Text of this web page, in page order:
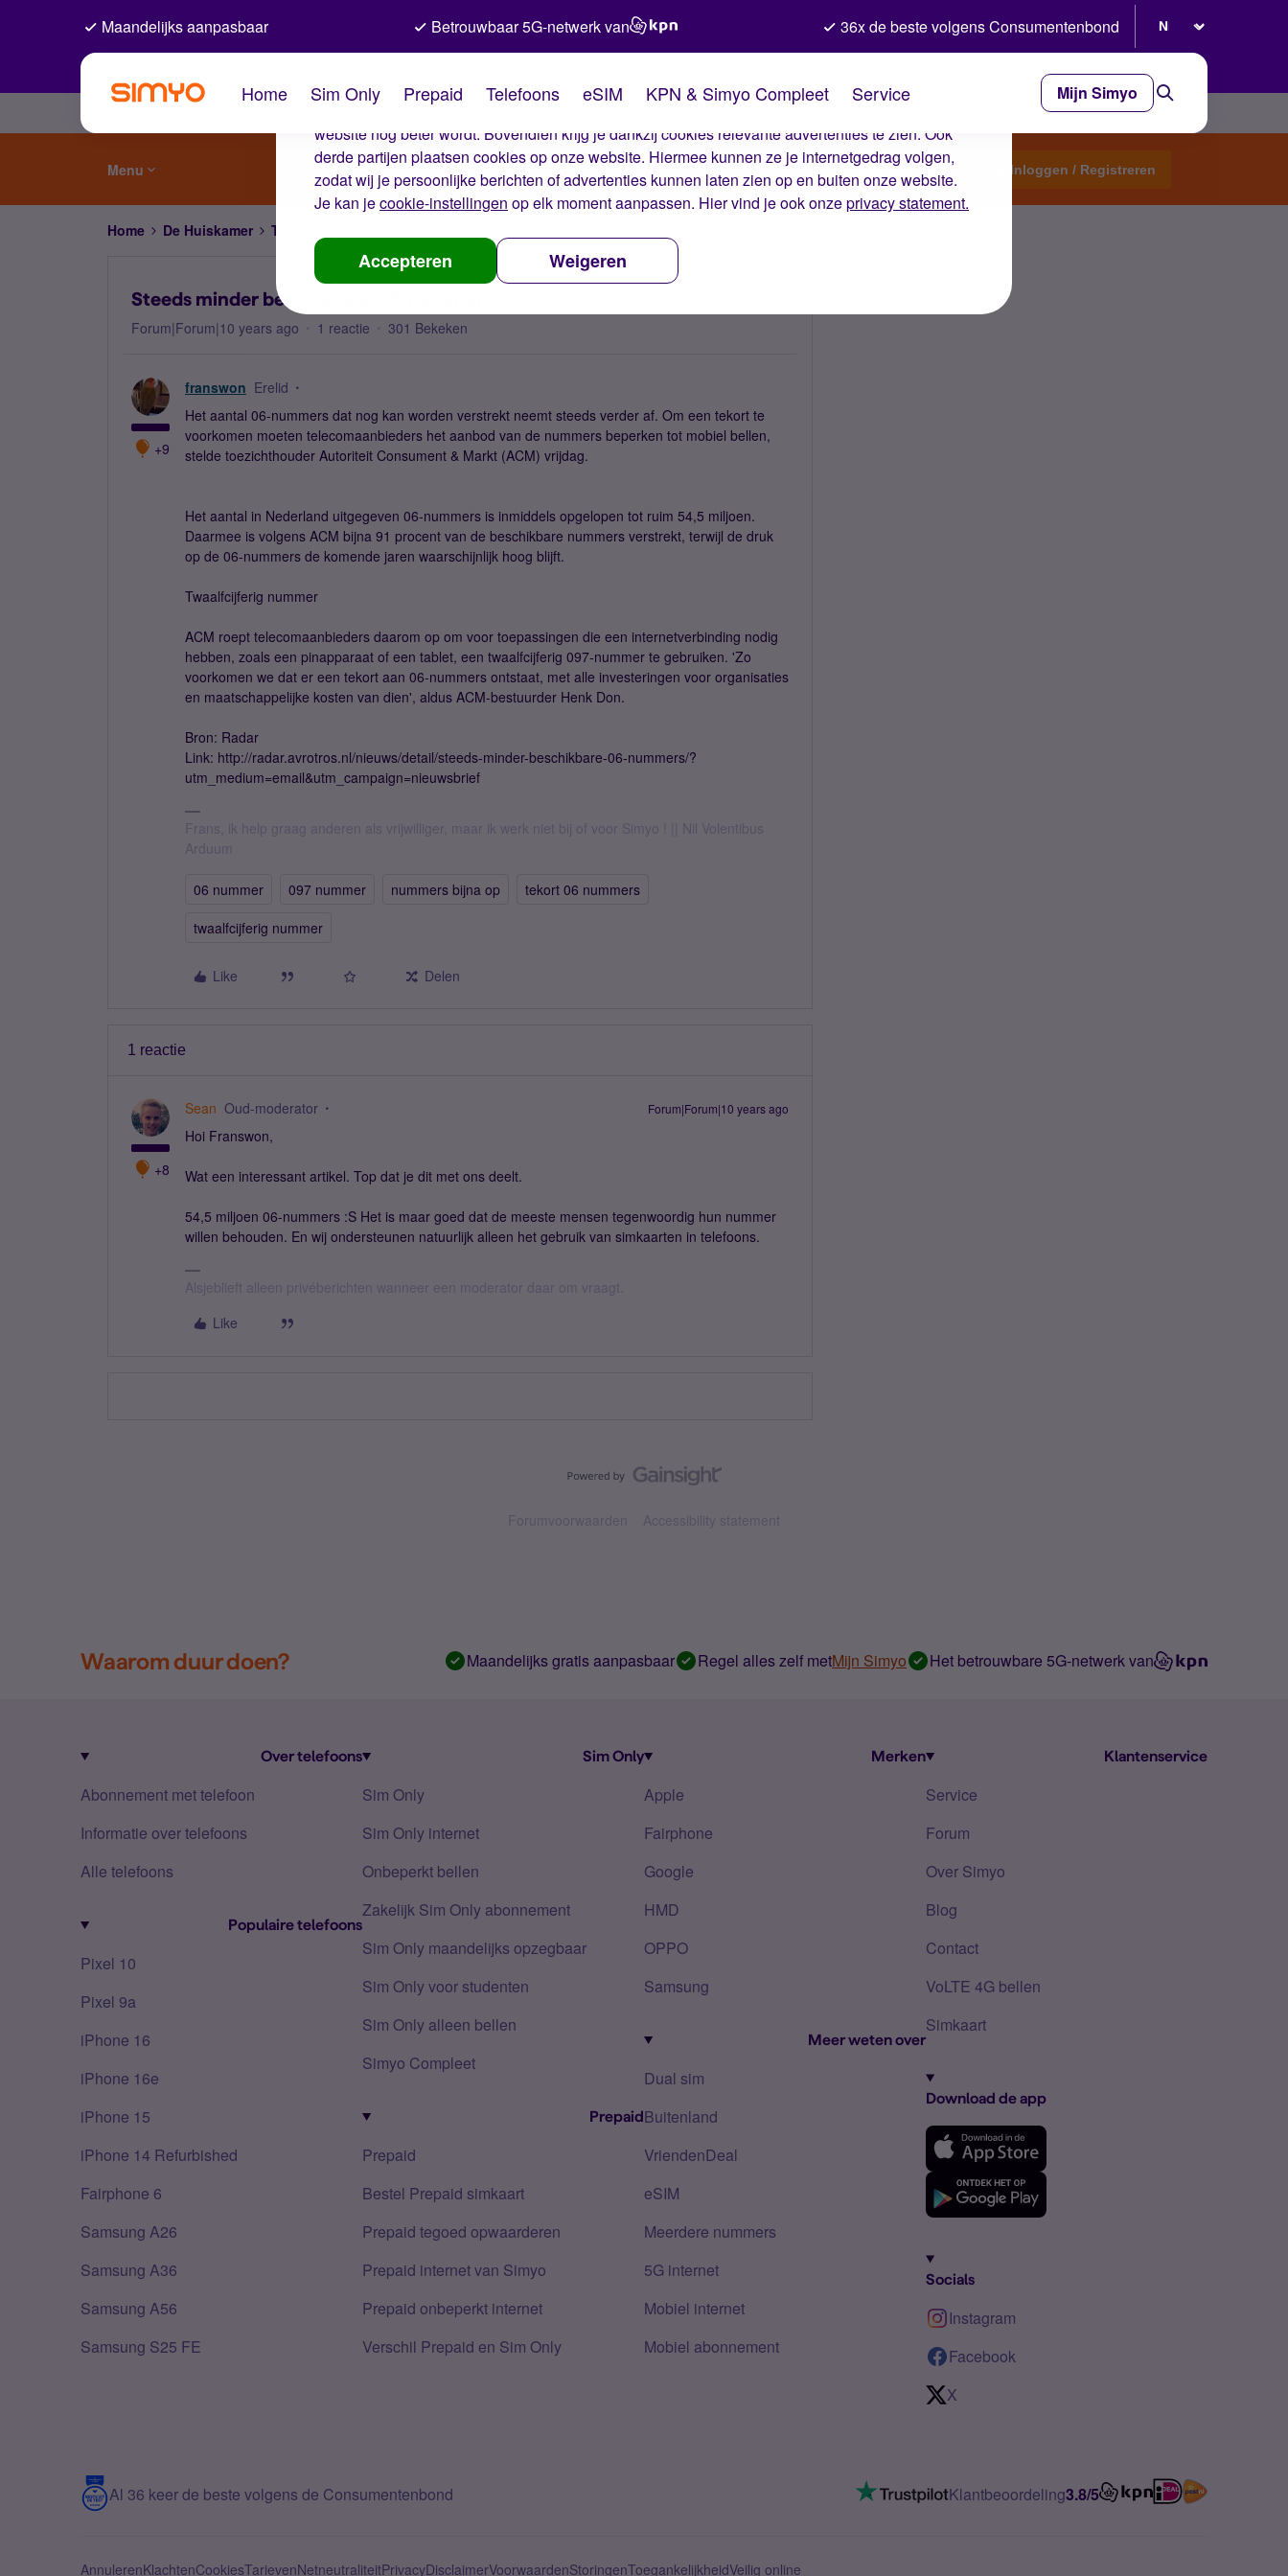
De cookies van Simyo
Wij gebruiken cookies op onze website. Met deze cookies zorgen wij ervoor dat je ervaring op de
website nog beter wordt. Bovendien krijg je dankzij cookies relevante advertenties te zien. Ook
derde partijen plaatsen cookies op onze website. Hiermee kunnen ze je internetgedrag volgen,
zodat wij je persoonlijke berichten of advertenties kunnen laten zien op en buiten onze website.
Je kan jecookie-instellingen op elk moment aanpassen. Hier vind je ook onzeprivacy statement.
Accepteren Weigeren
Maandelijks aanpasbaar Betrouwbaar 5G-netwerk van 36x de beste volgens Consumentenbond
Home Sim Only Prepaid Telefoons eSIM KPN & Simyo Compleet Service Mijn Simyo
Menu Start een topic Inloggen / Registreren
Home De Huiskamer Telecom weetjes en nieuwtjes
Steeds minder beschikbare 06-nummers
Forum|Forum|10 years ago 1 reactie 301 Bekeken
+9
franswon Erelid
Het aantal 06-nummers dat nog kan worden verstrekt neemt steeds verder af. Om een tekort te
voorkomen moeten telecomaanbieders het aanbod van de nummers beperken tot mobiel bellen,
stelde toezichthouder Autoriteit Consument & Markt (ACM) vrijdag.
Het aantal in Nederland uitgegeven 06-nummers is inmiddels opgelopen tot ruim 54,5 miljoen.
Daarmee is volgens ACM bijna 91 procent van de beschikbare nummers verstrekt, terwijl de druk
op de 06-nummers de komende jaren waarschijnlijk hoog blijft.
Twaalfcijferig nummer
ACM roept telecomaanbieders daarom op om voor toepassingen die een internetverbinding nodig
hebben, zoals een pinapparaat of een tablet, een twaalfcijferig 097-nummer te gebruiken. 'Zo
voorkomen we dat er een tekort aan 06-nummers ontstaat, met alle investeringen voor organisaties
en maatschappelijke kosten van dien', aldus ACM-bestuurder Henk Don.
Bron: Radar
Link: http://radar.avrotros.nl/nieuws/detail/steeds-minder-beschikbare-06-nummers/?
utm_medium=email&utm_campaign=nieuwsbrief
Frans, ik help graag anderen als vrijwilliger, maar ik werk niet bij of voor Simyo ! || Nil Volentibus
Arduum
06 nummer 097 nummer nummers bijna op
tekort 06 nummers
twaalfcijferig nummer
Like Delen
1 reactie
+8
Sean Oud-moderator Forum|Forum|10 years ago
Hoi Franswon,
Wat een interessant artikel. Top dat je dit met ons deelt.
54,5 miljoen 06-nummers :S Het is maar goed dat de meeste mensen tegenwoordig hun nummer
willen behouden. En wij ondersteunen natuurlijk alleen het gebruik van simkaarten in telefoons.
Alsjeblieft alleen privéberichten wanneer een moderator daar om vraagt.
Like
Forumvoorwaarden Accessibility statement
Waarom duur doen? Maandelijks gratis aanpasbaar Regel alles zelf metMijn Simyo Het betrouwbare 5G-netwerk van
Over telefoons
Abonnement met telefoon
Informatie over telefoons
Alle telefoons
Populaire telefoons
Pixel 10
Pixel 9a
iPhone 16
iPhone 16e
iPhone 15
iPhone 14 Refurbished
Fairphone 6
Samsung A26
Samsung A36
Samsung A56
Samsung S25 FE
Sim Only
Sim Only
Sim Only internet
Onbeperkt bellen
Zakelijk Sim Only abonnement
Sim Only maandelijks opzegbaar
Sim Only voor studenten
Sim Only alleen bellen
Simyo Compleet
Prepaid
Prepaid
Bestel Prepaid simkaart
Prepaid tegoed opwaarderen
Prepaid internet van Simyo
Prepaid onbeperkt internet
Verschil Prepaid en Sim Only
Merken
Apple
Fairphone
Google
HMD
OPPO
Samsung
Meer weten over
Dual sim
Buitenland
VriendenDeal
eSIM
Meerdere nummers
5G internet
Mobiel internet
Mobiel abonnement
Klantenservice
Service
Forum
Over Simyo
Blog
Contact
VoLTE 4G bellen
Simkaart
Download de app
Socials
Instagram
Facebook
X
Al 36 keer de beste volgens de Consumentenbond Klantbeoordeling3.8/5
AnnulerenKlachtenCookiesTarievenNetneutraliteitPrivacyDisclaimerVoorwaardenStoringenToegankelijkheidVeilig online